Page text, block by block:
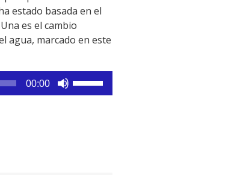
estado basada en el
es el cambio
agua, marcado en este
00:00